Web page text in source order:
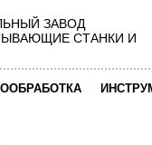
ЗАВОД
СТАНКИ И